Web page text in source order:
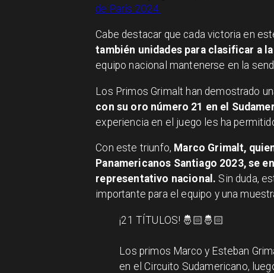
de París 2024.
Cabe destacar que cada victoria en
también unidades para clasificar a
equipo nacional mantenerse en la
Los Primos Grimalt han demostrado
con su oro número 21 en el
experiencia en el juego les ha
Con este triunfo, Marco Grimalt,
Panamericanos Santiago 2023, se
representativo nacional. Sin duda,
importante para el equipo y una
¡21 TÍTULOS! 🤴🏻🤴🏻
Los primos Marco y Esteban
en el Circuito Sudamericano,